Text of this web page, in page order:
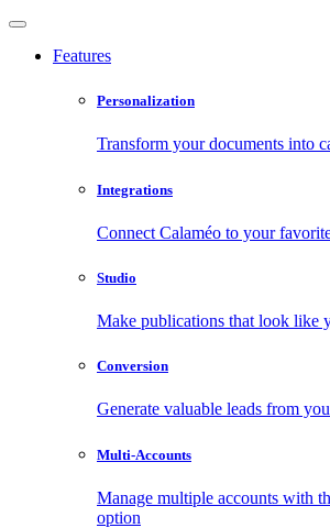
Features
Personalization
Transform your documents into
Integrations
Connect Calaméo to your
Studio
Make publications that look like
Conversion
Generate valuable leads from
Multi-Accounts
Manage multiple accounts with
option